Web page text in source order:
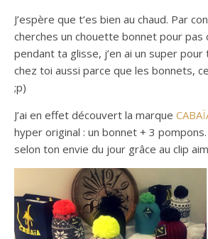
J’espère que t’es bien au chaud. Par
cherches un chouette bonnet pour pas
pendant ta glisse, j’en ai un super
chez toi aussi parce que les bonnets, ce
;p)
J’ai en effet découvert la marque
hyper original : un bonnet + 3
selon ton envie du jour grâce au clip